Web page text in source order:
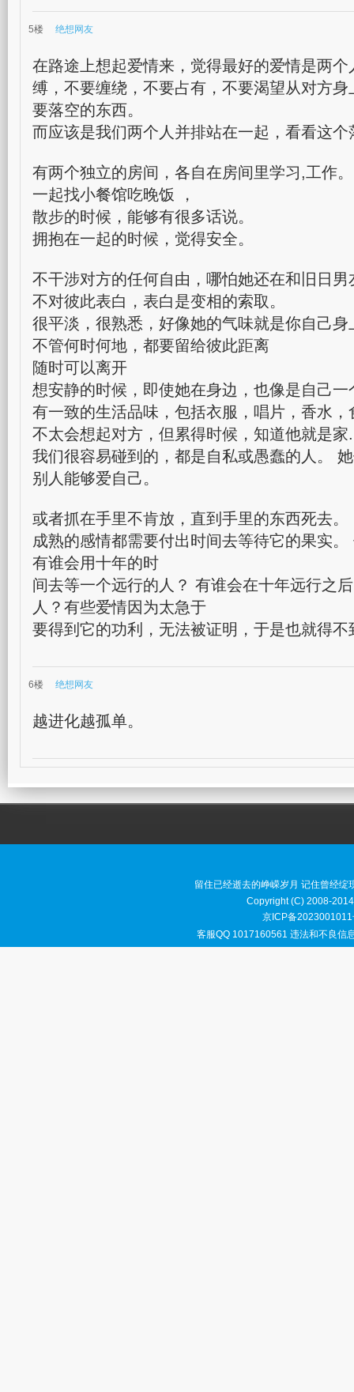
留住已经逝去的峥嵘岁月 记住曾经绽
Copyright (C) 2008-
京ICP备
客服QQ 1017160561 违法和不良信